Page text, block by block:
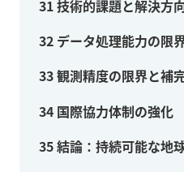
31技術的課題と解決方
32 データ処理能力の限
33観測精度の限界と補
34 国際協力体制の強化
35結論：持続可能な地